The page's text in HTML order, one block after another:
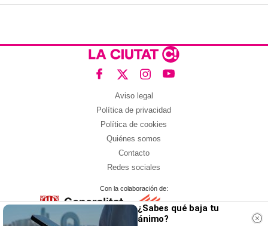
Aviso legal
Política de privacidad
Política de cookies
Quiénes somos
Contacto
Redes sociales
Con la colaboración de:
¿Sabes qué baja tu
ánimo?